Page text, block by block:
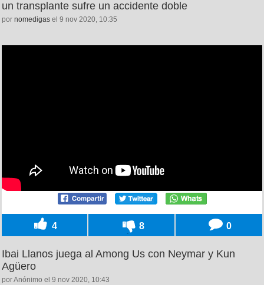
un transplante sufre un accidente doble
por nomedigas el 9 nov 2020, 10:35
4 8 0
Ibai Llanos juega al Among Us con Neymar y Kun
Agüero
por Anónimo el 9 nov 2020, 10:43